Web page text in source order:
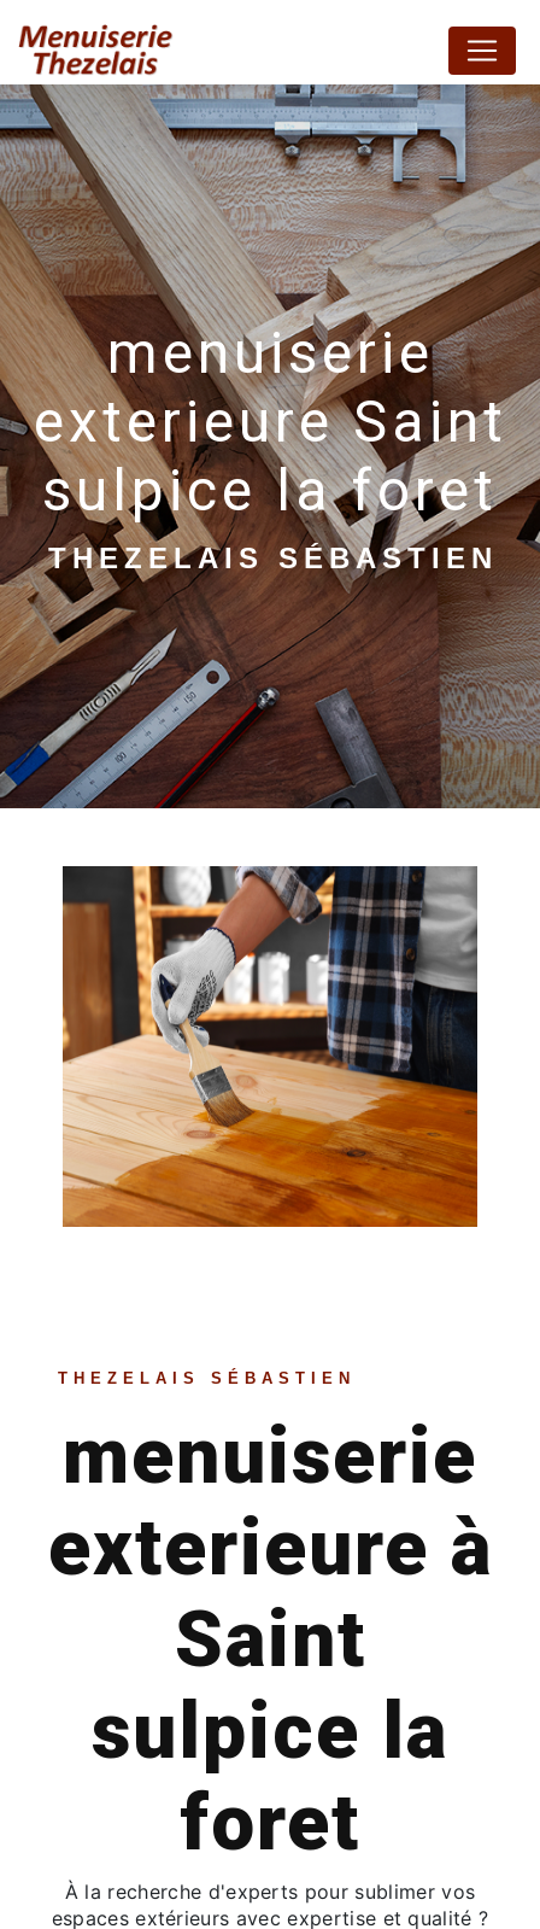
menuiserie
exterieure Saint
sulpice la foret
THEZELAIS SÉBASTIEN
THEZELAIS SÉBASTIEN
menuiserie
exterieure à
Saint
sulpice la
foret
À la recherche d'experts pour sublimer vos
espaces extérieurs avec expertise et qualité ?